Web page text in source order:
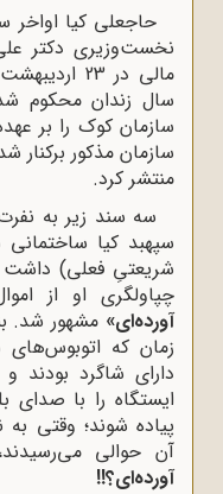
نخست‌وزیری دکتر
سال زندان محکوم
سازمان کوک را بر
منتشر کرد.
سه سند زیر به
سپهبد کیا
شریعتیِ فعلی) داشت
چپاولگری او از
آورده‌ای» مشهور شد.
زمان که
دارای شاگرد بودند
ایستگاه را با صدای
پیاده شوند؛ وقتی
آن حوالی
آورده‌ای؟!!